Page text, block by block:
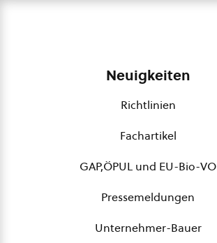
Neuigkeiten
Richtlinien
Fachartikel
GAP,ÖPUL und EU-Bio-VO
Pressemeldungen
Unternehmer-Bauer